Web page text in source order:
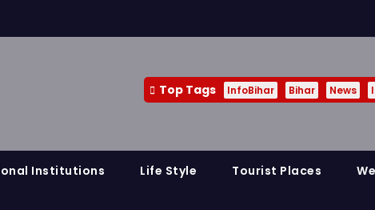
Top Tags InfoBihar Bihar News
Institutions Life Style Tourist Places